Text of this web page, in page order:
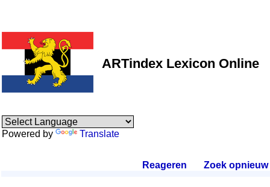
ARTindex Lexicon Online
Powered by Translate
Reageren Zoek opnieuw.